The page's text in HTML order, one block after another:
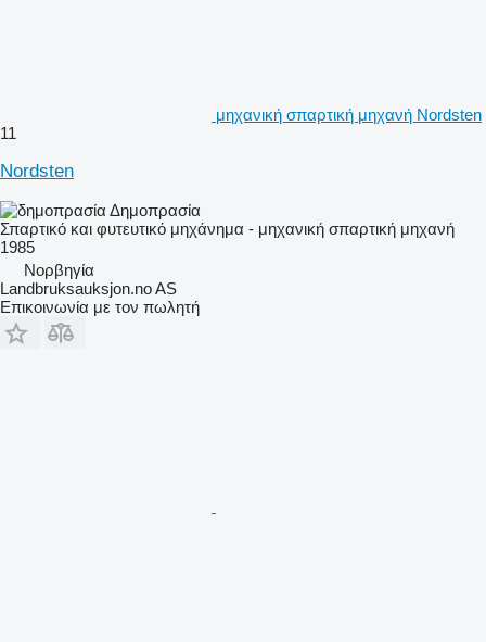
μηχανική σπαρτική μηχανή Nordsten
11
Nordsten
Δημοπρασία
Σπαρτικό και φυτευτικό μηχάνημα - μηχανική σπαρτική μηχανή
1985
Νορβηγία
Landbruksauksjon.no AS
Επικοινωνία με τον πωλητή